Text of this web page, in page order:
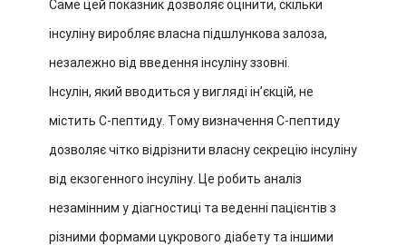
Саме цей показник дозволяє оцінити, скільки
інсуліну виробляє власна підшлункова залоза,
незалежно від введення інсуліну ззовні.
Інсулін, який вводиться у вигляді ін’єкцій, не
містить С-пептиду. Тому визначення С-пептиду
дозволяє чітко відрізнити власну секрецію інсуліну
від екзогенного інсуліну. Це робить аналіз
незамінним у діагностиці та веденні пацієнтів з
різними формами цукрового діабету та іншими